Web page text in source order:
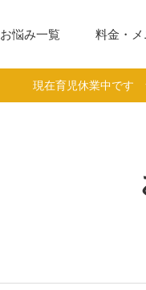
お悩み一覧 料金・
現在育児休業中です